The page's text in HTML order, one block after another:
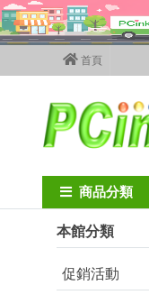
首頁
商品分類
Home 墨水匣
本館分類
促銷活動